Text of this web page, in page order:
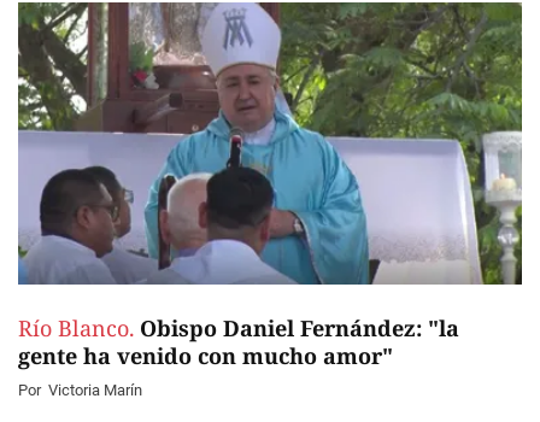
Río Blanco. Obispo Daniel Fernández: "la
gente ha venido con mucho amor"
Por Victoria Marín